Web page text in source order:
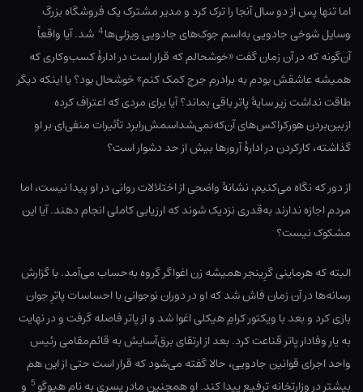
اما تنها پس از دو سال آنجا را ترک کرد و مدیر مشترک یک فروشگاه بزرگ
وسایل شوخی جادویی به‌اسم جوک‌های جادویی ویزلی‌ها4 شد. آیا واقعاً
آن‌گونه که در آن زمان گفت «خوشحالم که قرار است در ادارهٔ کسب‌وکاری که
همیشه عاشقش بودم به برادرم جرج کمک کنم» خوشحال بود؟ یا اینکه دیگر
طاقت نداشت زیر سایهٔ پاتر باقی بماند؟ آیا برای مردی که اعتراف کرده
ازبین‌بردن هورکراکس‌های آن‌که‌نمی‌شداسمش‌رابرد تأثیرات منفی‌ای بر او
گذاشته، کارکردن در ادارهٔ آرورها بیش از حد دشوار است؟
از دور که نگاه می‌کنیم، نشانهٔ واضحی از اختلالات روانی در او پیدا نیست، اما
مردم اجازه ندارند به‌قدری نزدیک شوند که ارزیابی کاملی انجام دهند. آیا این
مشکوک نیست؟
البته که هرماینی گرِینجر همیشه زن اغواگر گروه به‌حساب می‌آمد. با گزارش
رسانه‌ها در آن زمان فاش شد که او در دوران نوجوانی با احساسات پاترِ جوان
بازی کرد و بعد با ویکتور کرامِ هیکلی اغوا شد و از پاتر فاصله گرفت و در نهایت
به یار وفادار پاتر قناعت کرد. بعد از ارتقای برق‌آسایش به قائم‌مقامی رئیس
واحد اجرای قوانین جادویی، حالا گفته می‌شود که قرار است حتی از این هم
بیشتر در وزارتخانه ترفیع پیدا کند. او همچنین مادر پسری به نام هیوگو5 و